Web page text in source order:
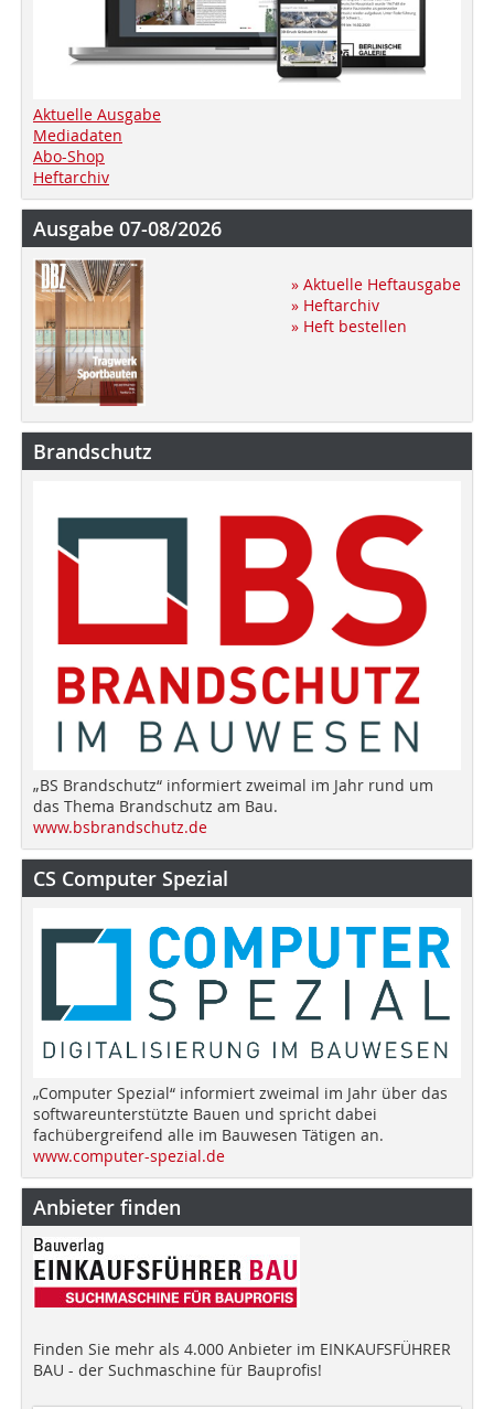
Aktuelle Ausgabe
Mediadaten
Abo-Shop
Heftarchiv
Ausgabe 07-08/2026
» Aktuelle Heftausgabe
» Heftarchiv
» Heft bestellen
Brandschutz
„BS Brandschutz“ informiert zweimal im Jahr rund um
das Thema Brandschutz am Bau.
www.bsbrandschutz.de
CS Computer Spezial
„Computer Spezial“ informiert zweimal im Jahr über das
softwareunterstützte Bauen und spricht dabei
fachübergreifend alle im Bauwesen Tätigen an.
www.computer-spezial.de
Anbieter finden
Finden Sie mehr als 4.000 Anbieter im EINKAUFSFÜHRER
BAU - der Suchmaschine für Bauprofis!